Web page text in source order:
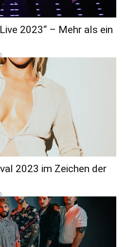
2023“ – Mehr als ein
2023 im Zeichen der